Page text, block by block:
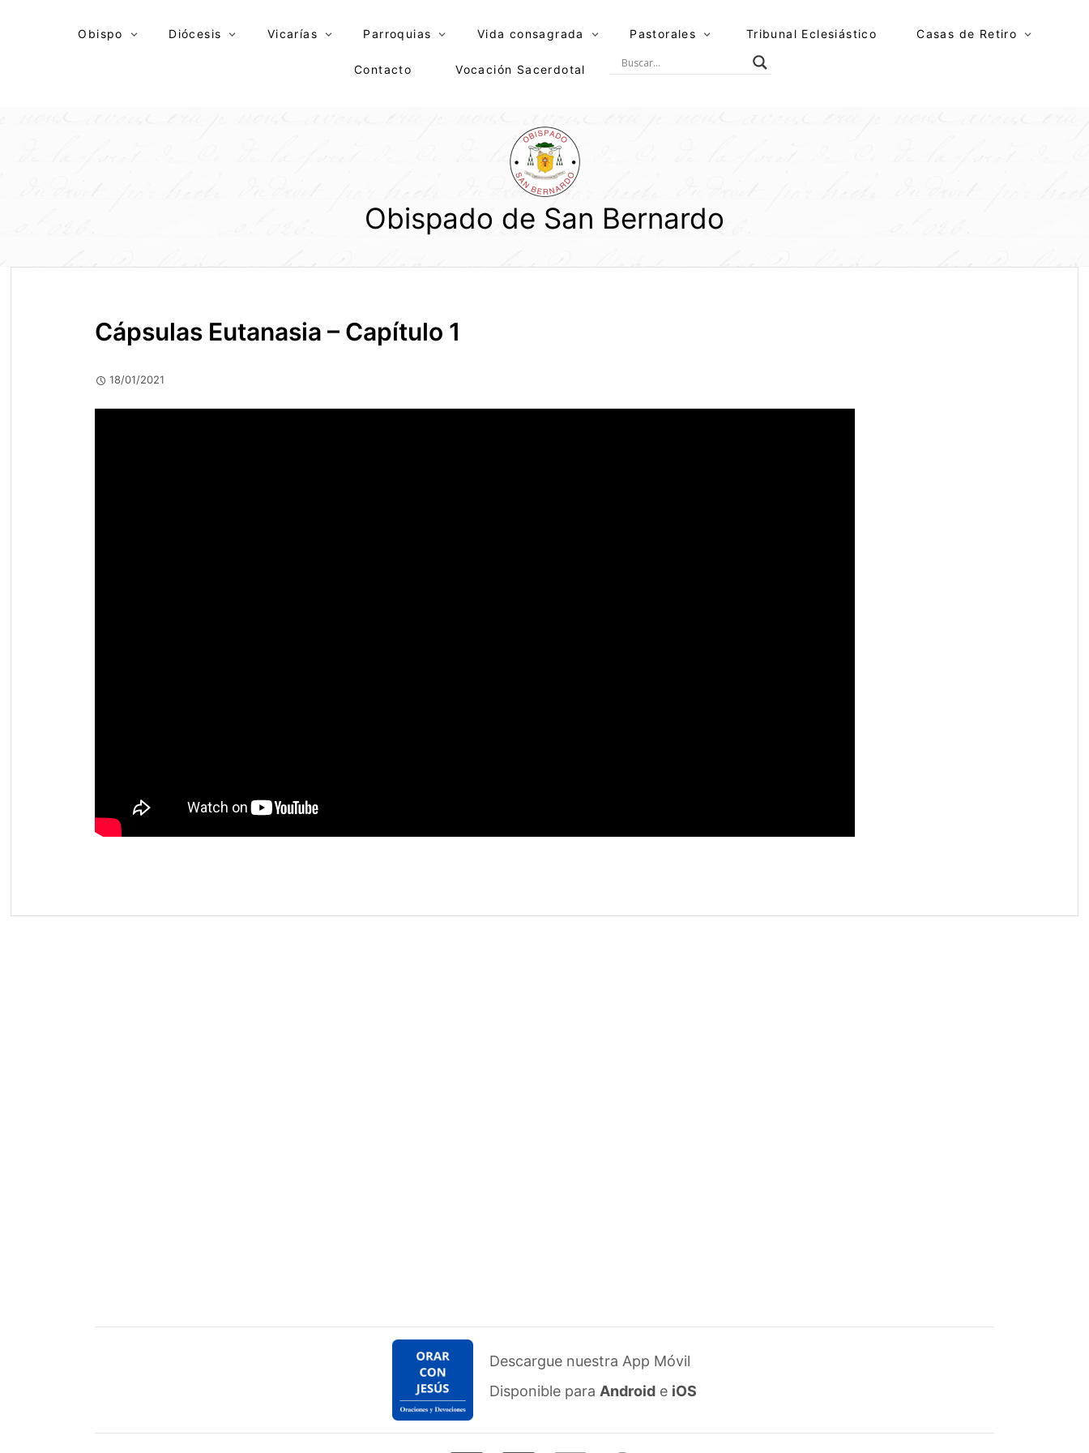
Obispo Diócesis Vicarías Parroquias Vida consagrada Pastorales Tribunal Eclesiástico Casas de Retiro
Contacto Vocación Sacerdotal
Obispado de San Bernardo
Cápsulas Eutanasia – Capítulo 1
18/01/2021
Descargue nuestra App Móvil
Disponible para Android e iOS